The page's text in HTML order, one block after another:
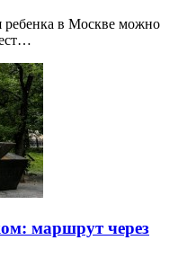
ребенка в Москве можно
маршрут через